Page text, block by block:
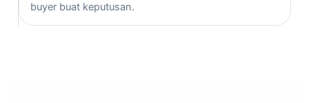
buyer buat keputusan.